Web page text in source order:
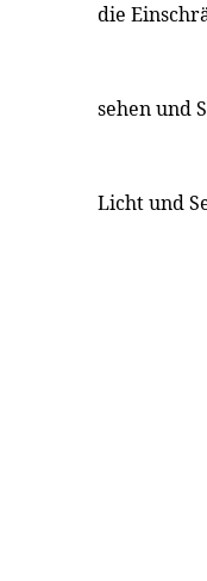
die
sehen und
Licht und